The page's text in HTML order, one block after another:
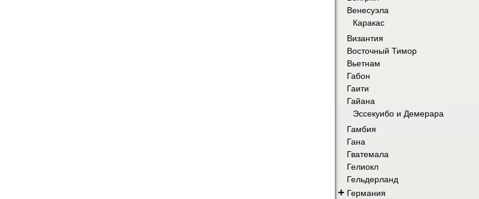
Венесуэла
Каракас
Византия
Восточный Тимор
Вьетнам
Габон
Гаити
Гайана
Эссекуибо и Демерара
Гамбия
Гана
Гватемала
Гелиокл
Гельдерланд
+ Германия